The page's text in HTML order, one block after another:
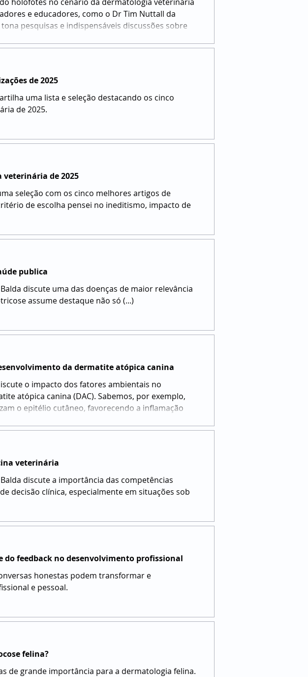
pesquisas e indispensáveis discussões sobre
de 2025
uma lista e seleção destacando os cinco
de 2025.
veterinária de 2025
seleção com os cinco melhores artigos de
de escolha pensei no ineditismo, impacto de
publica
discute uma das doenças de maior relevância
assume destaque não só (...)
da dermatite atópica canina
dos fatores ambientais no
atópica canina (DAC). Sabemos, por exemplo,
da dermatite atópica é resultante de uma
veterinária
discute a importância das competências
decisão clínica, especialmente em situações sob
do feedback no desenvolvimento profissional
honestas podem transformar e
e pessoal.
felina?
de grande importância para a dermatologia felina.